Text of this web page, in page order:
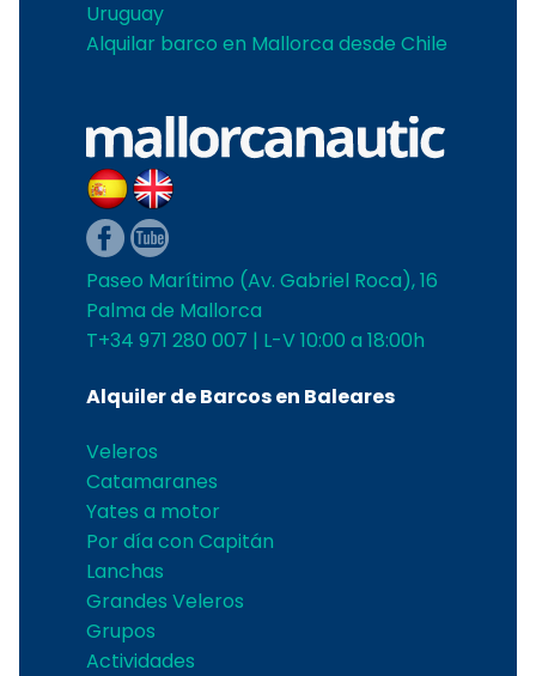
Uruguay
Alquilar barco en Mallorca desde Chile
Paseo Marítimo (Av. Gabriel Roca), 16
Palma de Mallorca
T+34 971 280 007 | L-V 10:00 a 18:00h
Alquiler de Barcos en Baleares
Veleros
Catamaranes
Yates a motor
Por día con Capitán
Lanchas
Grandes Veleros
Grupos
Actividades